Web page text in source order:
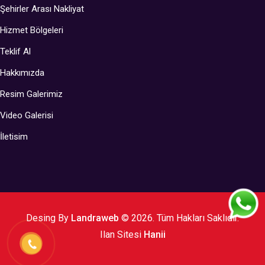
Şehirler Arası Nakliyat
Hizmet Bölgeleri
Teklif Al
Hakkımızda
Resim Galerimiz
Video Galerisi
İletisim
Desing By Landraweb © 2026. Tüm Hakları Saklıdır.
Ilan Sitesi Hanii